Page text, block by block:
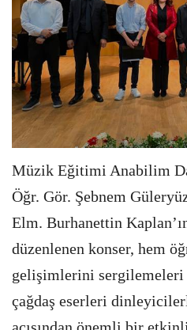
Müzik Eğitimi Anabilim
Öğr. Gör. Şebnem
Elm. Burhanettin
düzenlenen konser, hem
gelişimlerini sergilemeleri
çağdaş eserleri